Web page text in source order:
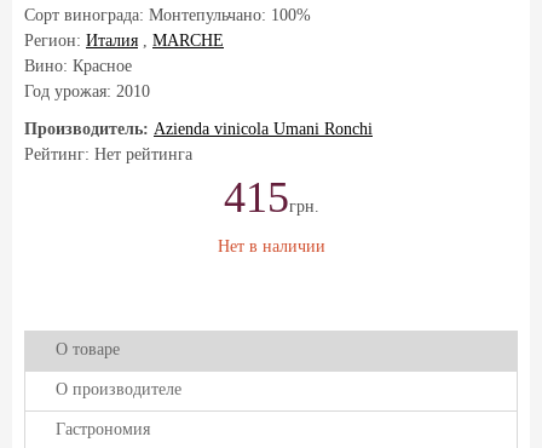
Сорт винограда: Монтепульчано: 100%
Регион: Италия , MARCHE
Вино: Красное
Год урожая: 2010
Производитель: Azienda vinicola Umani Ronchi
Рейтинг: Нет рейтинга
415грн.
Нет в наличии
О товаре
О производителе
Гастрономия